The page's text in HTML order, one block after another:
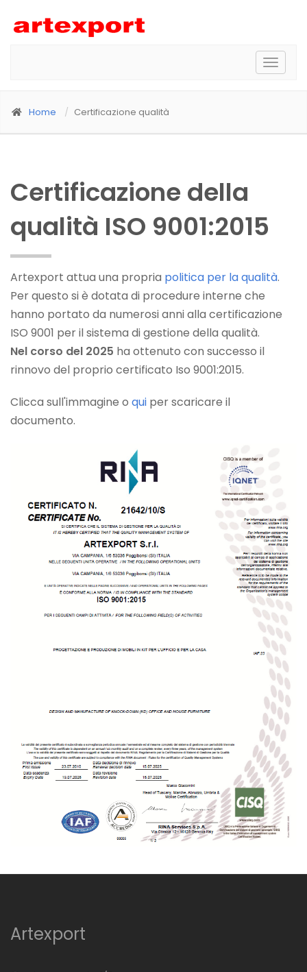
Toggle
Home Certificazione qualità
Certificazione della
qualità ISO 9001:2015
Artexport attua una propria politica per la qualità.
Per questo si è dotata di procedure interne che
hanno portato da numerosi anni alla certificazione
ISO 9001 per il sistema di gestione della qualità.
Nel corso del 2025 ha ottenuto con successo il
rinnovo del proprio certificato Iso 9001:2015.
Clicca sull'immagine o qui per scaricare il
documento.
Artexport